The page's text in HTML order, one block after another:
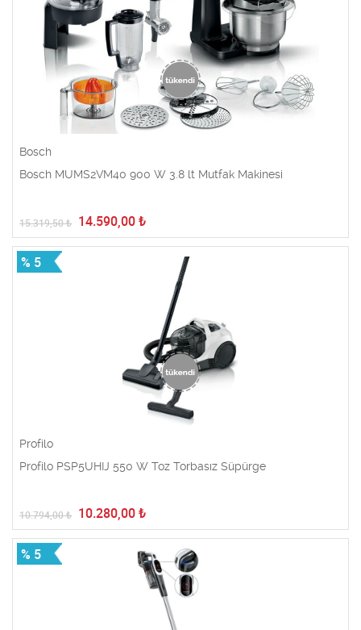
Bosch
Bosch MUMS2VM40 900 W 3.8 lt Mutfak Makinesi
15.319,50₺ 14.590,00 ₺
% 5
Profilo
Profilo PSP5UHIJ 550 W Toz Torbasız Süpürge
10.794,00₺ 10.280,00 ₺
% 5